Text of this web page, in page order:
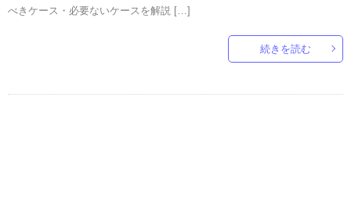
べきケース・必要ないケースを解説 […]
続きを読む